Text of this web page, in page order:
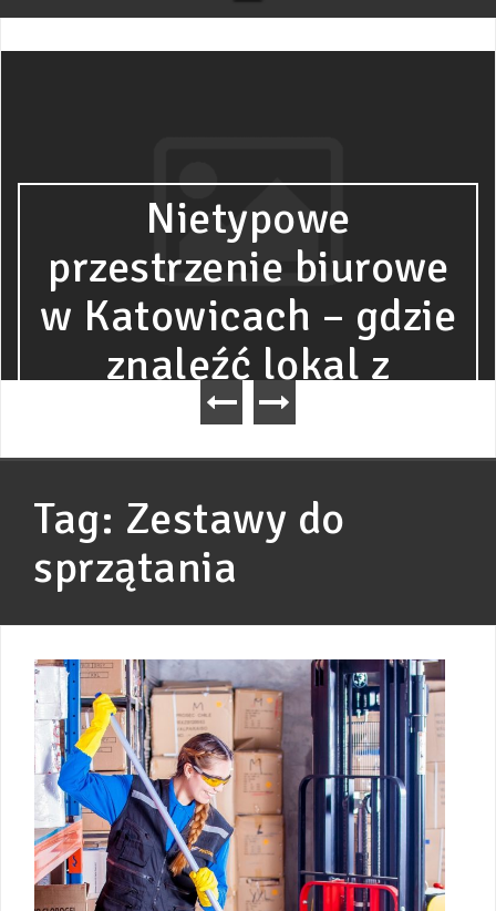
Nietypowe
przestrzenie biurowe
w Katowicach – gdzie
znaleźć lokal z
charakterem?
Tag: Zestawy do
sprzątania